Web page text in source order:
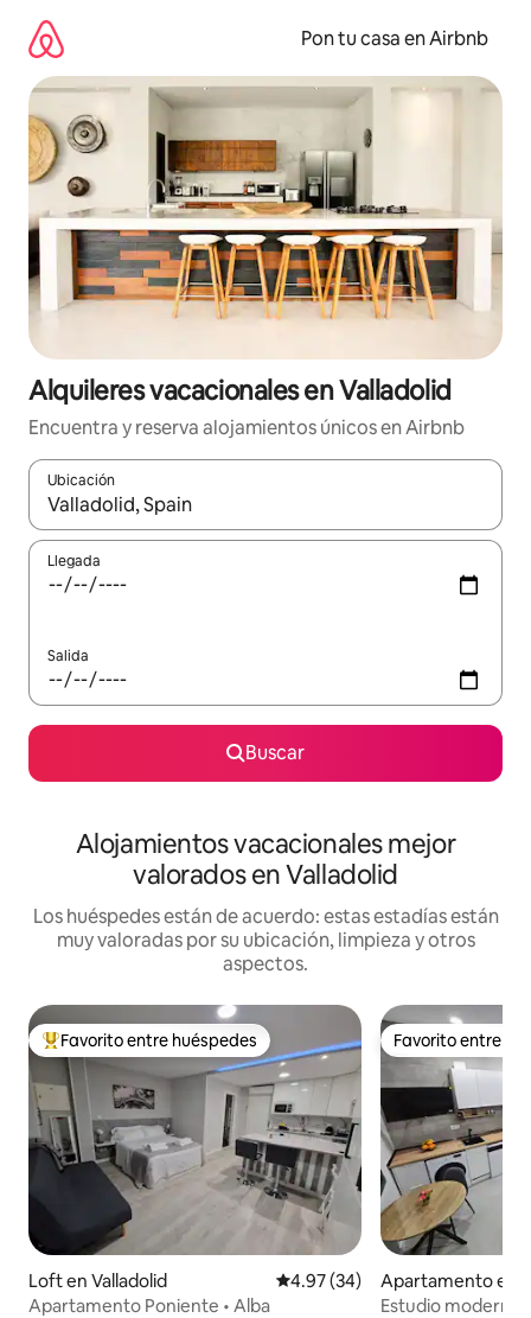
contenido
Pon tu casa en Airbnb
Alquileres vacacionales en Valladolid
Encuentra y reserva alojamientos únicos en Airbnb
Ubicación
Cuando los resultados estén disponibles, navega con las
Llegada
Salida
Buscar
Alojamientos vacacionales mejor
valorados en Valladolid
Los huéspedes están de acuerdo: estas estadías están
muy valoradas por su ubicación, limpieza y otros
aspectos.
Favorito entre huéspedes preferido
Favorito entre huéspedes
Loft en Valladolid Calificación promedio: 4.97 de
4.97 (34)
Apartamento Poniente • Alba
Favorito entre
Favorito entre
Apartamento en
Estudio moderno